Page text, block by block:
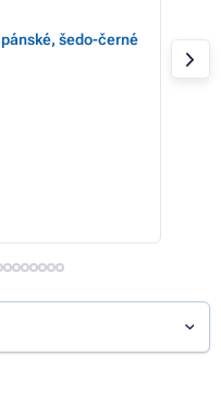
pánské, šedo-černé